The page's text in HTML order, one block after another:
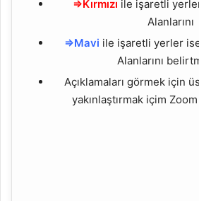
⇒Kırmızı ile işaretli
Alanlarını
⇒Mavi ile işaretli yerler
Alanlarını
Açıklamaları görmek için
yakınlaştırmak içim